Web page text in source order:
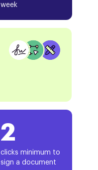
week
2
clicks minimum to
sign a document